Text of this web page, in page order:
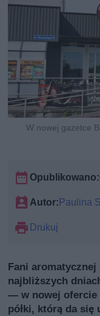
W nowej gazetce
Opublikowano:
Autor: Paulina
Drukuj
Fani
najbliższych
— w nowej ofercie
półki, którą da się